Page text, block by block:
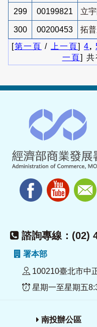
299 00199821 立
300 00200453
拓
[第一頁 / 上一頁] 4,
一頁] 共
諮詢專線：(02)
署本部
100210臺北市中
星期一至星期五
南投辦公區